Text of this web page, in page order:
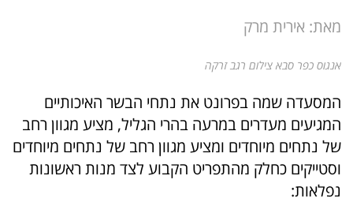
מאת: אירית מרק
אנגוס כפר סבא צילום רגב זרקה
המסעדה שמה בפרונט את נתחי הבשר האיכותיים
המגיעים מעדרים במרעה בהרי הגליל, מציע מגוון רחב
של נתחים מיוחדים ומציע מגוון רחב של נתחים מיוחדים
וסטייקים כחלק מהתפריט הקבוע לצד מנות ראשונות
נפלאות: